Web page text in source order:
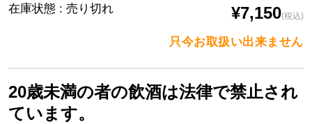
在庫状態 : 売り切れ ¥7,150(税込)
只今お取扱い出来ません
20歳未満の者の飲酒は法律で禁止され
ています。